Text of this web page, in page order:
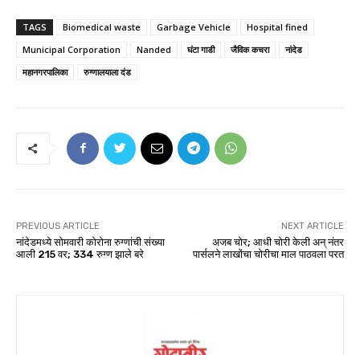
TAGS Biomedical waste Garbage Vehicle
Hospital fined
Municipal Corporation
Nanded घंटा गाडी जैविक कचरा
नांदेड
महानगरपालिका
रुग्णालयाला दंड
PREVIOUS ARTICLE
नांदेडमध्ये सोमवारी कोरोना रुग्णांची संख्या
आली 215 वर; 334 रुग्ण झाले बरे
NEXT ARTICLE
अजब चोर; आधी चोरी केली अन् नंतर
पार्सलने लाखोंचा चोरीचा माल पाठवला परत